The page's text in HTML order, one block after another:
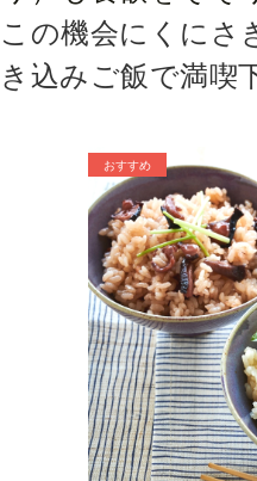
この機会にくにさ
き込みご飯で満喫